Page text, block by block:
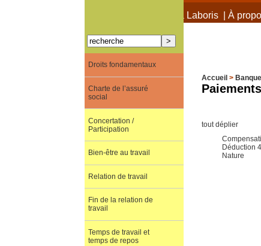
À propos de Terra Laboris| À
Accueil >
tout déplier
Déduction
Nature
Droits fondamentaux
Charte de l’assuré
social
Concertation /
Participation
Bien-être au travail
Relation de travail
Fin de la relation de
travail
Temps de travail et
temps de repos